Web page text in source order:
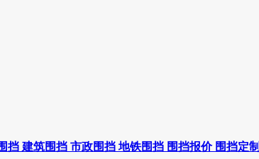
挡 建筑围挡 市政围挡 地铁围挡 围挡报价 围挡定制